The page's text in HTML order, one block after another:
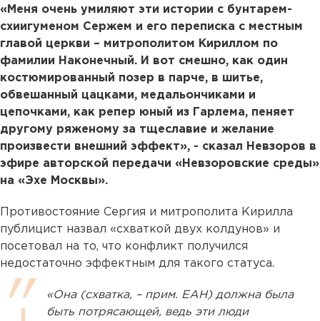
«Меня очень умиляют эти истории с бунтарем-
схиигуменом Сержем и его переписка с местным
главой церкви – митрополитом Кириллом по
фамилии Наконечный. И вот смешно, как один
костюмированный позер в парче, в шитье,
обвешанный цацками, медальончиками и
цепочками, как репер юный из Гарлема, пеняет
другому ряженому за тщеславие и желание
произвести внешний эффект», - сказал Невзоров в
эфире авторской передачи «Невзоровские среды»
на «Эхе Москвы».
Противостояние Сергия и митрополита Кирилла
публицист назвал «схваткой двух колдунов» и
посетовал на то, что конфликт получился
недостаточно эффектным для такого статуса.
«Она (схватка, – прим. ЕАН) должна была
быть потрясающей, ведь эти люди